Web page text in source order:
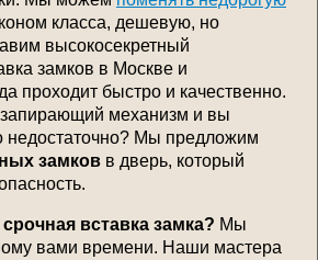
класса, дешевую, но
высокосекретный
замков в Москве и
проходит быстро и качественно.
запирающий механизм и вы
недостаточно? Мы предложим
замков в дверь, который
вставка замка? Мы
вами времени. Наши мастера